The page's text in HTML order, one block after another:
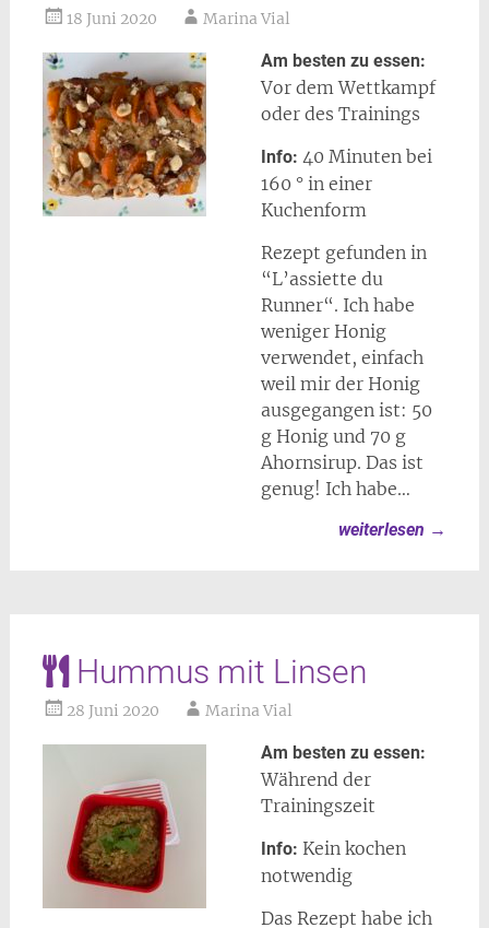
18 Juni 2020 Marina Vial
Am besten zu essen:
Vor dem Wettkampf
oder des Trainings
Info: 40 Minuten bei
160 ° in einer
Kuchenform
Rezept gefunden in
“L’assiette du
Runner“. Ich habe
weniger Honig
verwendet, einfach
weil mir der Honig
ausgegangen ist: 50
g Honig und 70 g
Ahornsirup. Das ist
genug! Ich habe…
weiterlesen →
Hummus mit Linsen
28 Juni 2020 Marina Vial
Am besten zu essen:
Während der
Trainingszeit
Info: Kein kochen
notwendig
Das Rezept habe ich